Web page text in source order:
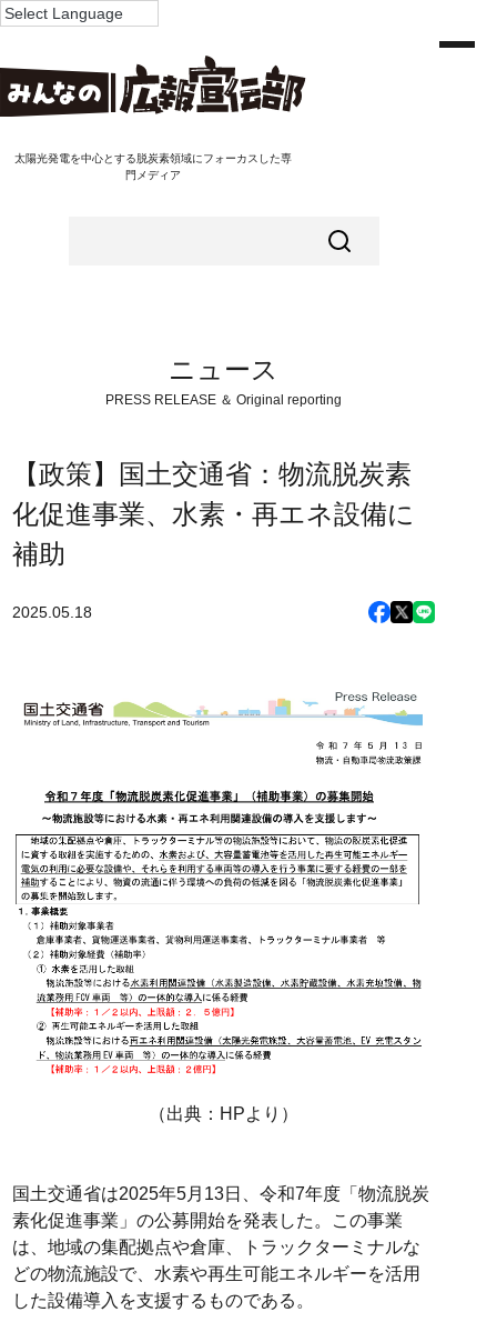
太陽光発電を中心とする脱炭素領域にフォーカスした専
門メディア
ニュース
PRESS RELEASE ＆ Original reporting
【政策】国土交通省：物流脱炭素
化促進事業、水素・再エネ設備に
補助
2025.05.18
（出典：HPより）
国土交通省は2025年5月13日、令和7年度「物流脱炭
素化促進事業」の公募開始を発表した。この事業
は、地域の集配拠点や倉庫、トラックターミナルな
どの物流施設で、水素や再生可能エネルギーを活用
した設備導入を支援するものである。